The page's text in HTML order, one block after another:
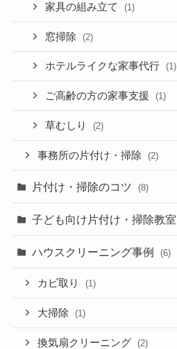
家具の組み立て (1)
窓掃除 (2)
ホテルライクな家事代行 (1)
ご高齢の方の家事支援 (1)
草むしり (2)
事務所の片付け・掃除 (2)
片付け・掃除のコツ (8)
子ども向け片付け・掃除教室
ハウスクリーニング事例 (6)
カビ取り (1)
大掃除 (1)
換気扇クリーニング (2)